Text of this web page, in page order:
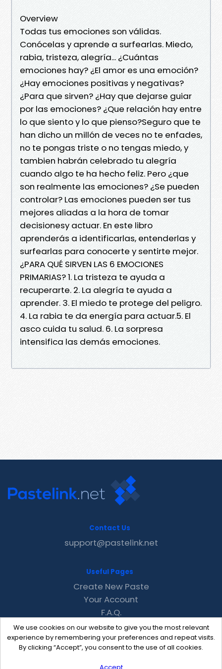
Overview
Todas tus emociones son válidas.
Conócelas y aprende a surfearlas. Miedo,
rabia, tristeza, alegría... ¿Cuántas
emociones hay? ¿El amor es una emoción?
¿Hay emociones positivas y negativas?
¿Para que sirven? ¿Hay que dejarse guiar
por las emociones? ¿Que relación hay entre
lo que siento y lo que pienso?Seguro que te
han dicho un millón de veces no te enfades,
no te pongas triste o no tengas miedo, y
tambien habrán celebrado tu alegría
cuando algo te ha hecho feliz. Pero ¿que
son realmente las emociones? ¿Se pueden
controlar? Las emociones pueden ser tus
mejores aliadas a la hora de tomar
decisionesy actuar. En este libro
aprenderás a identificarlas, entenderlas y
surfearlas para conocerte y sentirte mejor.
¿PARA QUÉ SIRVEN LAS 6 EMOCIONES
PRIMARIAS? 1. La tristeza te ayuda a
recuperarte. 2. La alegría te ayuda a
aprender. 3. El miedo te protege del peligro.
4. La rabia te da energía para actuar.5. El
asco cuida tu salud. 6. La sorpresa
intensifica las demás emociones.
We use cookies on our website to give you the most relevant
experience by remembering your preferences and repeat visits.
By clicking “Accept”, you consent to the use of all cookies.
Contact Us
support@pastelink.net
Useful Pages
Create New Paste
Your Account
F.A.Q.
Recent
Contact